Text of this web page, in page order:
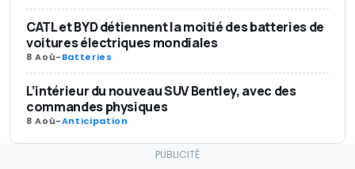
CATL et BYD détiennent la moitié des batteries de
voitures électriques mondiales
8 Aoû-Batteries
L’intérieur du nouveau SUV Bentley, avec des
commandes physiques
8 Aoû-Anticipation